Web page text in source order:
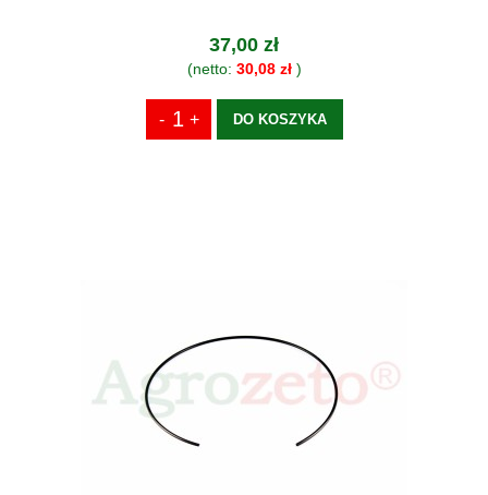
37,00 zł
(netto: 30,08 zł)
DO KOSZYKA